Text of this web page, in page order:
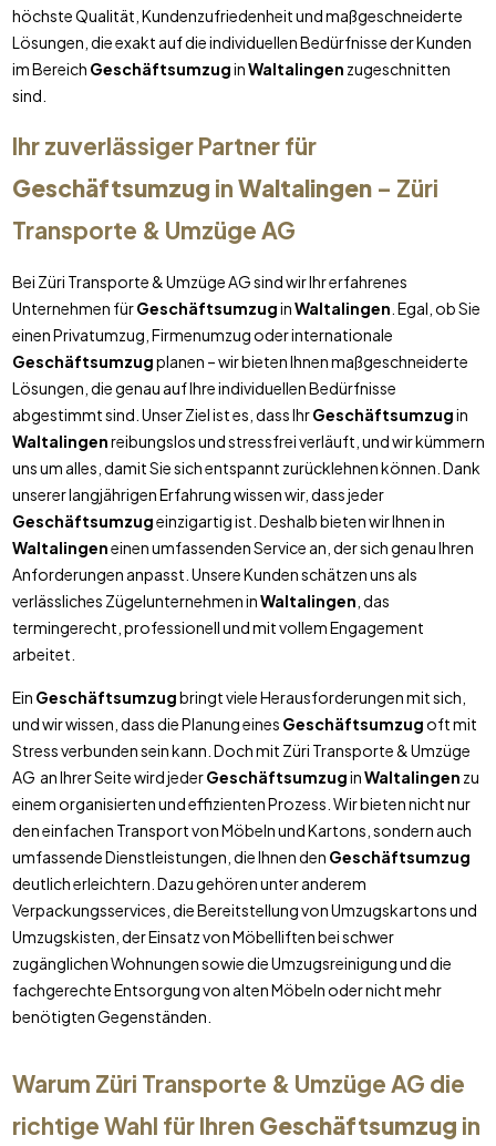
höchste Qualität, Kundenzufriedenheit und maßgeschneiderte
Lösungen, die exakt auf die individuellen Bedürfnisse der Kunden
im Bereich GeschäftsumzuginWaltalingen zugeschnitten
sind.
Ihr zuverlässiger Partner für
Geschäftsumzug inWaltalingen– Züri
Transporte & Umzüge AG
Bei Züri Transporte & Umzüge AG sind wir Ihr erfahrenes
Unternehmen fürGeschäftsumzuginWaltalingen . Egal, ob Sie
einen Privatumzug, Firmenumzug oder internationale
Geschäftsumzugplanen – wir bieten Ihnen maßgeschneiderte
Lösungen, die genau auf Ihre individuellen Bedürfnisse
abgestimmt sind. Unser Ziel ist es, dass IhrGeschäftsumzugin
Waltalingenreibungslos und stressfrei verläuft, und wir kümmern
uns um alles, damit Sie sich entspannt zurücklehnen können. Dank
unserer langjährigen Erfahrung wissen wir, dass jeder
Geschäftsumzugeinzigartig ist. Deshalb bieten wir Ihnen in
Waltalingeneinen umfassenden Service an, der sich genau Ihren
Anforderungen anpasst. Unsere Kunden schätzen uns als
verlässliches Zügelunternehmen inWaltalingen , das
termingerecht, professionell und mit vollem Engagement
arbeitet.
Ein Geschäftsumzugbringt viele Herausforderungen mit sich,
und wir wissen, dass die Planung eines Geschäftsumzugoft mit
Stress verbunden sein kann. Doch mit Züri Transporte & Umzüge
AG an Ihrer Seite wird jederGeschäftsumzuginWaltalingen zu
einem organisierten und effizienten Prozess. Wir bieten nicht nur
den einfachen Transport von Möbeln und Kartons, sondern auch
umfassende Dienstleistungen, die Ihnen den Geschäftsumzug
deutlich erleichtern. Dazu gehören unter anderem
Verpackungsservices, die Bereitstellung von Umzugskartons und
Umzugskisten, der Einsatz von Möbelliften bei schwer
zugänglichen Wohnungen sowie die Umzugsreinigung und die
fachgerechte Entsorgung von alten Möbeln oder nicht mehr
benötigten Gegenständen.
Warum Züri Transporte & Umzüge AG die
richtige Wahl für Ihren Geschäftsumzug in